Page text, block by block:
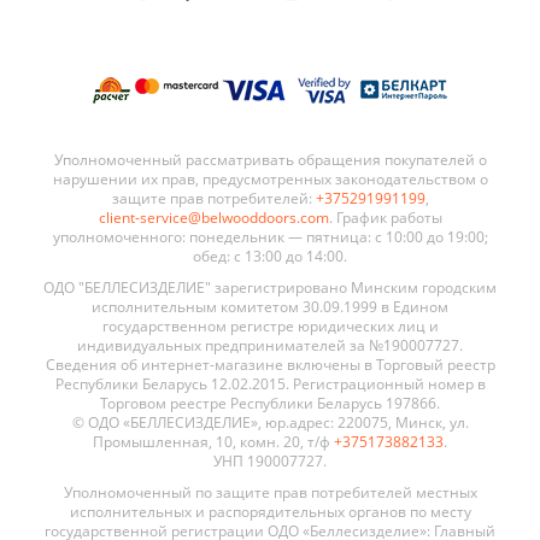
Уполномоченный рассматривать обращения покупателей о
нарушении их прав, предусмотренных законодательством о
защите прав потребителей: +375291991199,
client-service@belwooddoors.com. График работы
уполномоченного: понедельник — пятница: с 10:00 до 19:00;
обед: с 13:00 до 14:00.
ОДО "БЕЛЛЕСИЗДЕЛИЕ" зарегистрировано Минским городским
исполнительным комитетом 30.09.1999 в Едином
государственном регистре юридических лиц и
индивидуальных предпринимателей за №190007727.
Сведения об интернет-магазине включены в Торговый реестр
Республики Беларусь 12.02.2015. Регистрационный номер в
Торговом реестре Республики Беларусь 197866.
© ОДО «БЕЛЛЕСИЗДЕЛИЕ», юр.адрес: 220075, Минск, ул.
Промышленная, 10, комн. 20, т/ф +375173882133.
УНП 190007727.
Уполномоченный по защите прав потребителей местных
исполнительных и распорядительных органов по месту
государственной регистрации ОДО «Беллесизделие»: Главный